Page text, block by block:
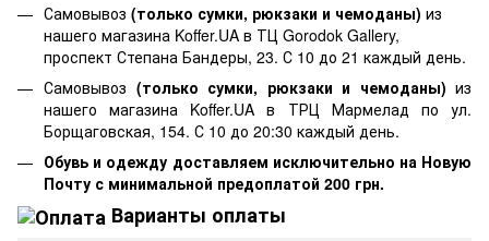
Самовывоз (только сумки, рюкзаки и чемоданы) из
нашего магазина Koffer.UA в ТЦ Gorodok Gallery,
проспект Степана Бандеры, 23. С 10 до 21 каждый день.
Самовывоз (только сумки, рюкзаки и чемоданы) из
нашего магазина Koffer.UA в ТРЦ Мармелад по ул.
Борщаговская, 154. С 10 до 20:30 каждый день.
Обувь и одежду доставляем исключительно на Новую
Почту с минимальной предоплатой 200 грн.
Варианты оплаты